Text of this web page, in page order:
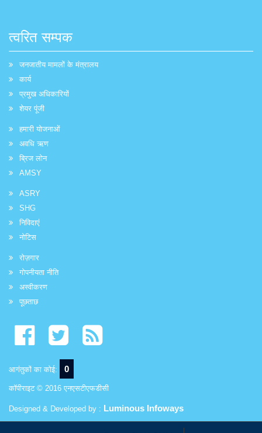
त्वरित सम्पक
जनजातीय मामलों के मंत्रालय
कार्य
प्रमुख अधिकारियों
शेयर पूंजी
हमारी योजनाओं
अवधि ऋण
ब्रिज लोन
AMSY
ASRY
SHG
निविदाएं
नोटिस
रोज़गार
गोपनीयता नीति
अस्वीकरण
पूछताछ
आगंतुकों का कोई: 0
कॉपीराइट © 2016 एनएसटीएफडीसी
Designed & Developed by : Luminous Infoways